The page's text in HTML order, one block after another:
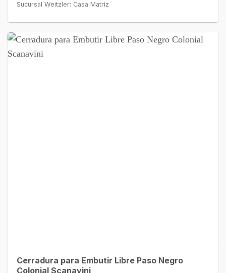
Sucursal Weitzler: Casa Matriz
Cerradura para Embutir Libre Paso Negro
Colonial Scanavini